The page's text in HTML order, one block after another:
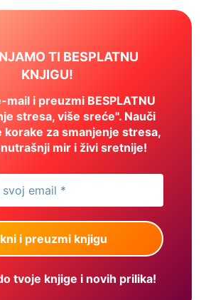
TI BESPLATNU
KNJIGU!
mail i preuzmi BESPLATNU
stresa, više sreće". Nauči
korake za smanjenje stresa,
mir i živi sretnije!
tvoje knjige i novih prilika!